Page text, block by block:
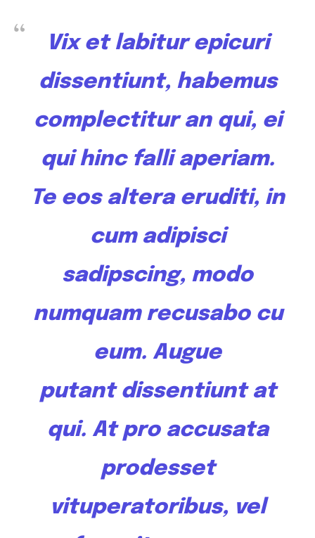
Vix et labitur epicuri
dissentiunt, habemus
complectitur an qui, ei
qui hinc falli aperiam.
Te eos alteraeruditi, in
cum adipisci
sadipscing, modo
numquam recusabo cu
eum. Augue
putant dissentiuntat
qui. At pro accusata
prodesset
vituperatoribus, vel